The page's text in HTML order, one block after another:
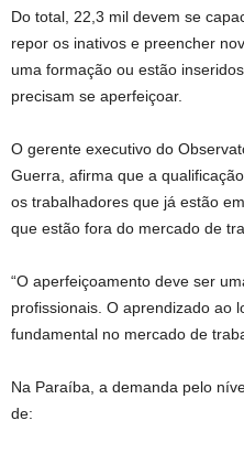
Do total, 22,3 mil devem se
repor os inativos e preencher
uma formação ou estão
precisam se aperfeiçoar.
O gerente executivo do
Guerra, afirma que a
os trabalhadores que já estão
que estão fora do mercado de
“O aperfeiçoamento deve ser
profissionais. O aprendizado ao
fundamental no mercado de
Na Paraíba, a demanda pelo
de: